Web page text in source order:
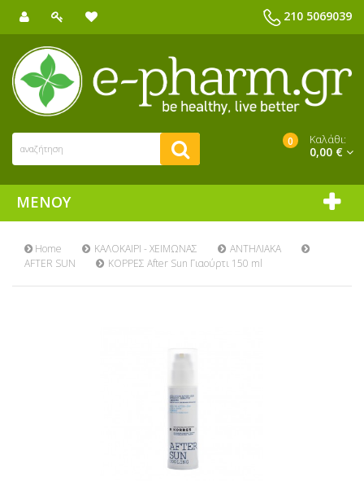
210 5069039
0 Καλάθι:
0,00 €
ΜΕΝΟΎ
Home ΚΑΛΟΚΑΙΡΙ - ΧΕΙΜΩΝΑΣ
ΑΝΤΗΛΙΑΚΑ
AFTER SUN
ΚΟΡΡΕΣ After Sun Γιαούρτι 150 ml